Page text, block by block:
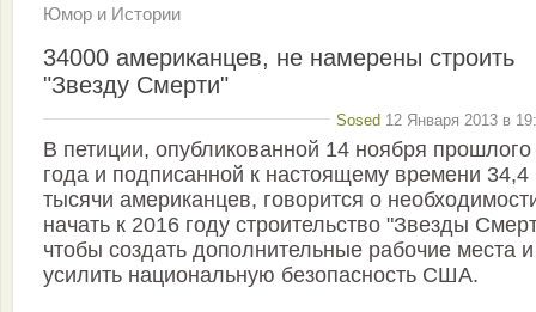
Юмор и Истории
34000 американцев, не намерены строить
"Звезду Смерти"
Sosed 12 Января 2013 в
В петиции, опубликованной 14 ноября прошлого
года и подписанной к настоящему времени 34,4
тысячи американцев, говорится о
начать к 2016 году строительство "Звезды
чтобы создать дополнительные рабочие места и
усилить национальную безопасность США.